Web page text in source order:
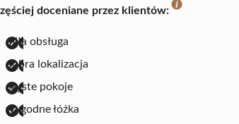
doceniane przez klientów:
miła obsługa
dobra lokalizacja
czyste pokoje
wygodne łóżka